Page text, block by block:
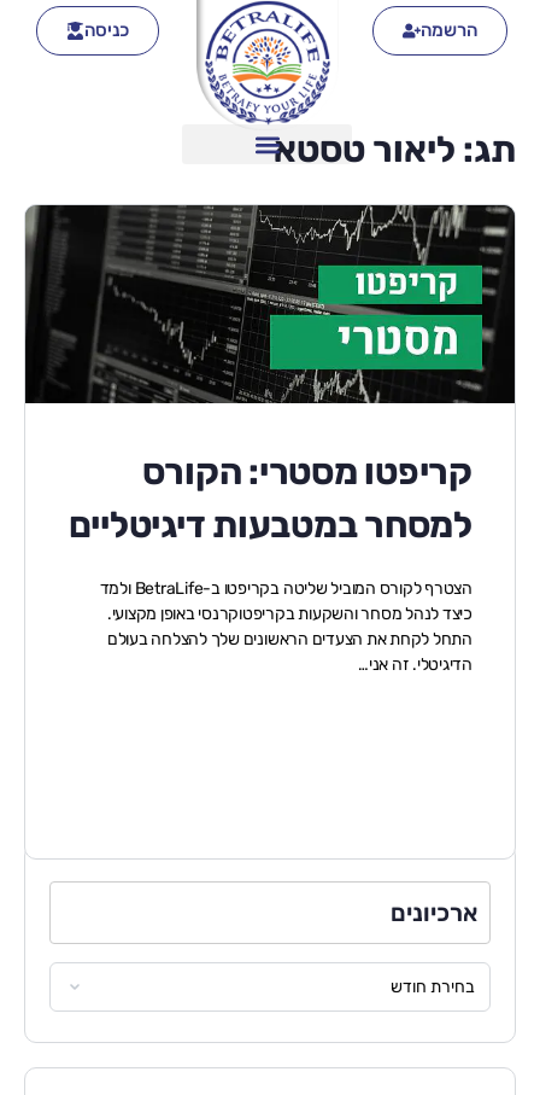
הרשמה כניסה
תג: ליאור טסטא
קריפטו מסטרי: הקורס
למסחר במטבעות דיגיטליים
הצטרף לקורס המוביל שליטה בקריפטו ב-BetraLife ולמד
כיצד לנהל מסחר והשקעות בקריפטוקרנסי באופן מקצועי.
התחל לקחת את הצעדים הראשונים שלך להצלחה בעולם
הדיגיטלי. זה אני…
ארכיונים